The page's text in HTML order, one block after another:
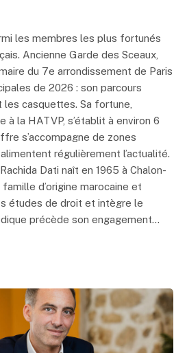
les membres les plus fortunés
Ancienne Garde des Sceaux,
du 7e arrondissement de Paris
de 2026 : son parcours
casquettes. Sa fortune,
la HATVP, s’établit à environ 6
s’accompagne de zones
régulièrement l’actualité.
Dati naît en 1965 à Chalon-
famille d’origine marocaine et
études de droit et intègre le
précède son engagement…